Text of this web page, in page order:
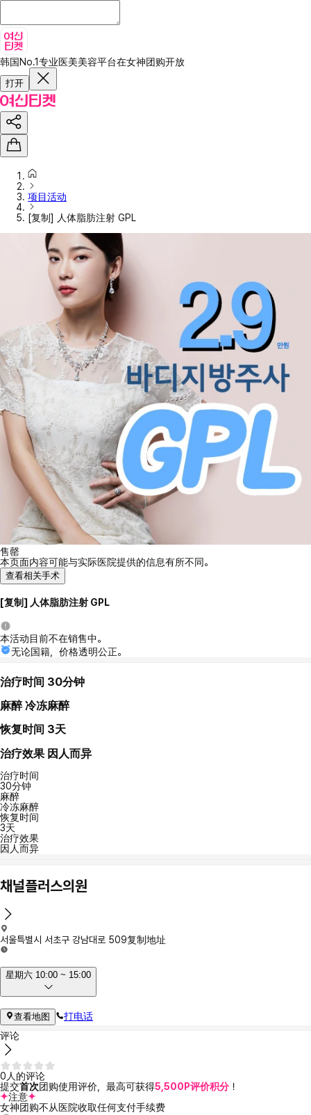
韩国No.1专业医美美容平台在女神团购开放
打开
项目活动
[复制] 人体脂肪注射 GPL
售罄
本页面内容可能与实际医院提供的信息有所不同。
查看相关手术
[复制] 人体脂肪注射 GPL
本活动目前不在销售中。
无论国籍，价格透明公正。
治疗时间 30分钟
麻醉 冷冻麻醉
恢复时间 3天
治疗效果 因人而异
治疗时间
30分钟
麻醉
冷冻麻醉
恢复时间
3天
治疗效果
因人而异
채널플러스의원
서울특별시 서초구 강남대로 509复制地址
星期六 10:00 ~ 15:00
查看地图
打电话
评论
0人的评论
提交首次团购使用评价，最高可获得5,500P评价积分 ！
注意
女神团购不从医院收取任何支付手续费